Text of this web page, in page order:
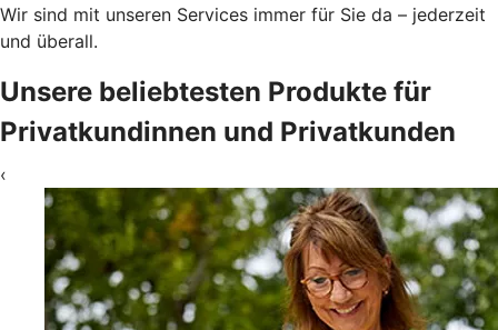
Wir sind mit unseren Services immer für Sie da – jederzeit
und überall.
Unsere beliebtesten Produkte für
Privatkundinnen und Privatkunden
‹